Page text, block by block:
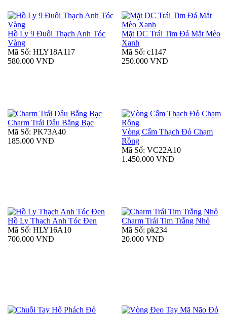
Hồ Ly 9 Đuôi Thạch Anh Tóc
Vàng
Mã Số: HLY18A117
580.000 VNĐ
Mặt DC Trái Tim Đá Mắt Mèo
Xanh
Mã Số: c1147
250.000 VNĐ
Charm Trái Dâu Bằng Bạc
Mã Số: PK73A40
185.000 VNĐ
Vòng Cẩm Thạch Đỏ Chạm
Rồng
Mã Số: VC22A10
1.450.000 VNĐ
Hồ Ly Thạch Anh Tóc Đen
Mã Số: HLY16A10
700.000 VNĐ
Charm Trái Tim Trắng Nhỏ
Mã Số: pk234
20.000 VNĐ